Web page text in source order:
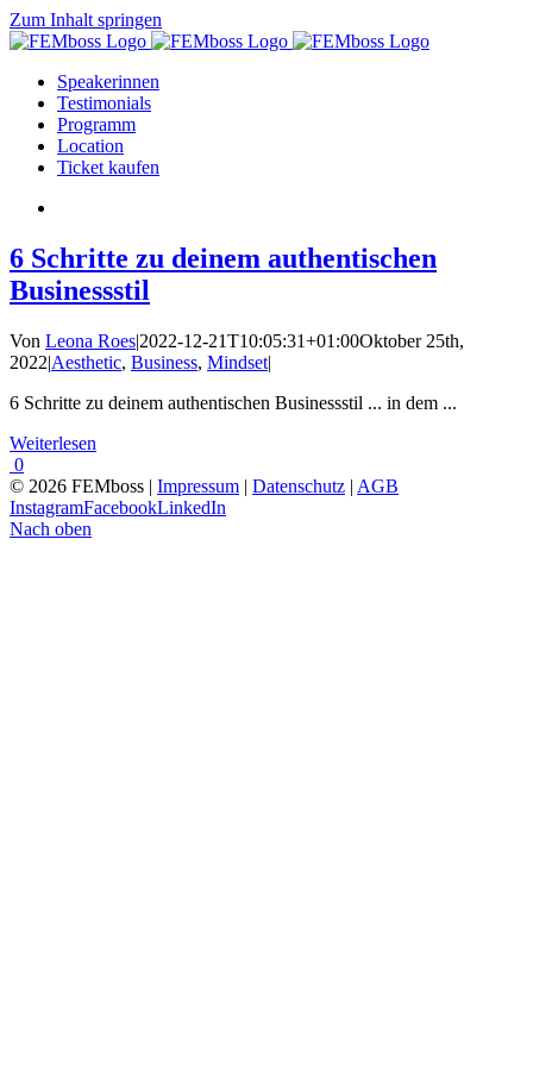
Zum Inhalt springen
Speakerinnen
Testimonials
Programm
Location
Ticket kaufen
6 Schritte zu deinem authentischen
Businessstil
Von Leona Roes|2022-12-21T10:05:31+01:00Oktober 25th,
2022|Aesthetic, Business, Mindset|
6 Schritte zu deinem authentischen Businessstil ... in dem ...
Weiterlesen
0
© 2026 FEMboss | Impressum | Datenschutz | AGB
InstagramFacebookLinkedIn
Nach oben